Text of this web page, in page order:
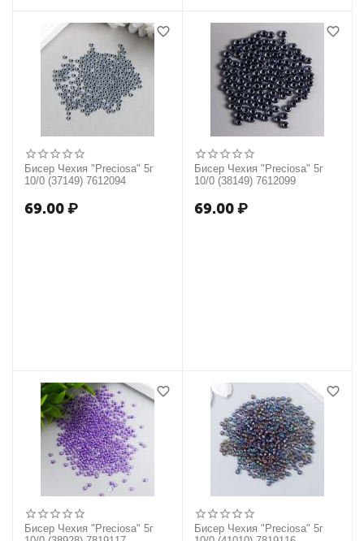
Бисер Чехия "Preciosa" 5г
10/0 (37149) 7612094
69.00₽
Бисер Чехия "Preciosa" 5г
10/0 (38149) 7612099
69.00₽
Бисер Чехия "Preciosa" 5г
Бисер Чехия "Preciosa" 5г